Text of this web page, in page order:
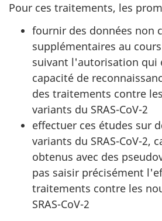
Pour ces traitements, les
fournir des données non
supplémentaires au
suivant l'autorisation qui
capacité de
des traitements contre
variants du SRAS-CoV-2
effectuer ces études sur
variants du SRAS-CoV-2,
obtenus avec des
pas saisir précisément
traitements contre les
SRAS-CoV-2